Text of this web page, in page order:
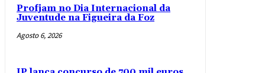
Profjam no Dia Internacional da
Juventude na Figueira da Foz
Agosto 6, 2026